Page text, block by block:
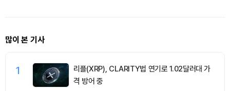
많이 본 기사
1
리플(XRP), CLARITY법 연기로 1.02달러대 가
격 방어 중